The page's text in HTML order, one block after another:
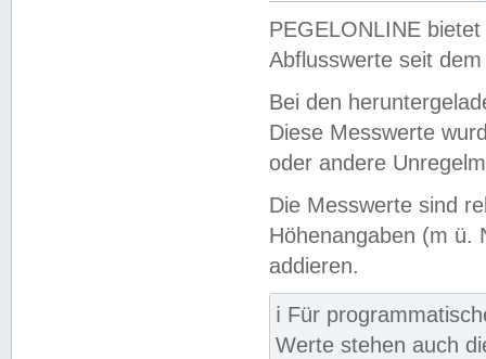
PEGELONLINE
Abflusswerte seit
Bei den
Diese Messwerte
oder andere
Die Messwerte sind
Höhenangaben (m ü.
addieren.
ℹ️ Für
Werte stehen auch